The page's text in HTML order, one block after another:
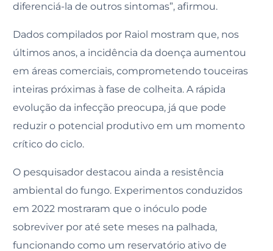
diferenciá-la de outros sintomas”, afirmou.
Dados compilados por Raiol mostram que, nos
últimos anos, a incidência da doença aumentou
em áreas comerciais, comprometendo touceiras
inteiras próximas à fase de colheita. A rápida
evolução da infecção preocupa, já que pode
reduzir o potencial produtivo em um momento
crítico do ciclo.
O pesquisador destacou ainda a resistência
ambiental do fungo. Experimentos conduzidos
em 2022 mostraram que o inóculo pode
sobreviver por até sete meses na palhada,
funcionando como um reservatório ativo de